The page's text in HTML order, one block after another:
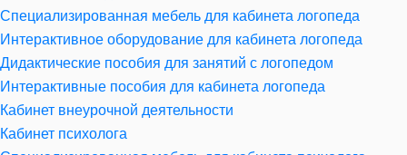
Специализированная мебель для кабинета логопеда
Интерактивное оборудование для кабинета логопеда
Дидактические пособия для занятий с логопедом
Интерактивные пособия для кабинета логопеда
Кабинет внеурочной деятельности
Кабинет психолога